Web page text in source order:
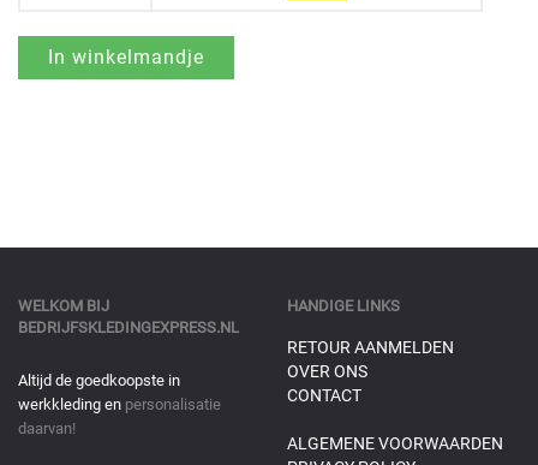
WELKOM BIJ
BEDRIJFSKLEDINGEXPRESS.NL
Altijd de goedkoopste in
werkkleding en personalisatie
daarvan!
HANDIGE LINKS
RETOUR AANMELDEN
OVER ONS
CONTACT
ALGEMENE VOORWAARDEN